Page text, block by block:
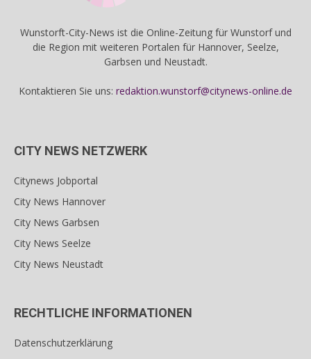
Wunstorft-City-News ist die Online-Zeitung für Wunstorf und
die Region mit weiteren Portalen für Hannover, Seelze,
Garbsen und Neustadt.
Kontaktieren Sie uns: redaktion.wunstorf@citynews-online.de
CITY NEWS NETZWERK
Citynews Jobportal
City News Hannover
City News Garbsen
City News Seelze
City News Neustadt
RECHTLICHE INFORMATIONEN
Datenschutzerklärung